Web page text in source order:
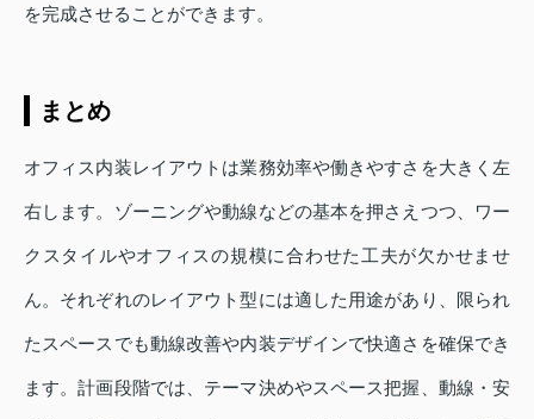
を完成させることができます。
まとめ
オフィス内装レイアウトは業務効率や働きやすさを大きく左
右します。ゾーニングや動線などの基本を押さえつつ、ワー
クスタイルやオフィスの規模に合わせた工夫が欠かせませ
ん。それぞれのレイアウト型には適した用途があり、限られ
たスペースでも動線改善や内装デザインで快適さを確保でき
ます。計画段階では、テーマ決めやスペース把握、動線・安